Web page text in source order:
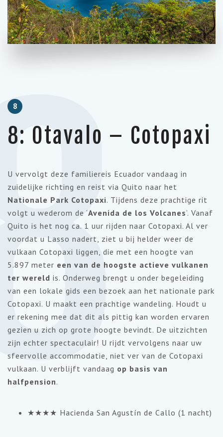
8
8: Otavalo – Cotopaxi
U vervolgt deze familiereis Ecuador vandaag in
zuidelijke richting en reist via Quito naar het
Nationale Park Cotopaxi. Tijdens deze prachtige rit
volgt u wederom de ‘Avenida de los Volcanes’. Vanaf
Quito is het nog ca. 1 uur rijden naar Cotopaxi. Al ver
voordat u Lasso nadert, ziet u bij helder weer de
vulkaan Cotopaxi liggen, die met een hoogte van
5.897 meter een van de hoogste actieve vulkanen
ter wereld is. Onderweg brengt u onder begeleiding
van een lokale gids een bezoek aan het nationale park
Cotopaxi. U maakt een prachtige wandeling. Houdt u
er rekening mee dat dit als pittig kan worden ervaren
gezien u zich op grote hoogte bevindt. De uitzichten
zijn echter spectaculair! U rijdt vervolgens naar uw
sfeervolle accommodatie, niet ver van de Cotopaxi
vulkaan. U verblijft vandaag op basis van
halfpension.
★★★★ Hacienda San Agustín de Callo (1 nacht)